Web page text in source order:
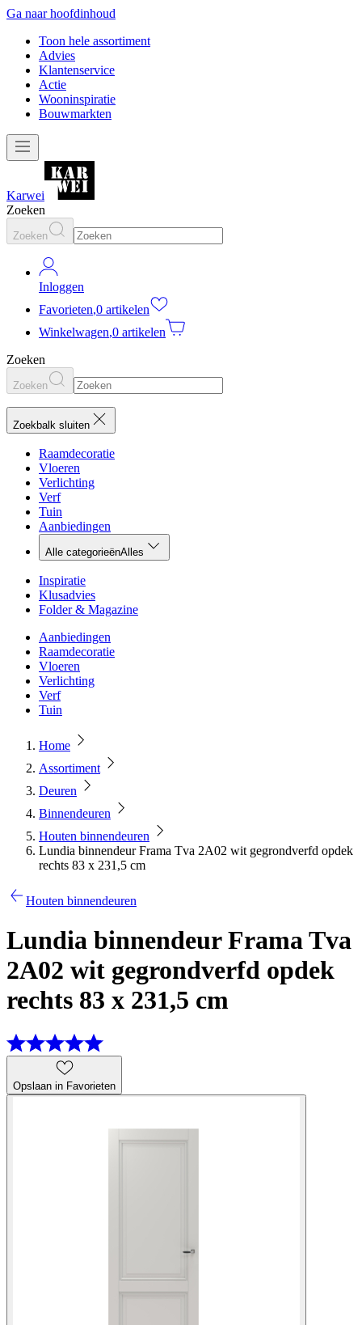
Ga naar hoofdinhoud
Toon hele assortiment
Advies
Klantenservice
Actie
Wooninspiratie
Bouwmarkten
Karwei
Zoeken
Zoeken
Inloggen
Favorieten,0 artikelen
Winkelwagen,0 artikelen
Zoeken
Zoeken
Zoekbalk sluiten
Raamdecoratie
Vloeren
Verlichting
Verf
Tuin
Aanbiedingen
Alle categorieënAlles
Inspiratie
Klusadvies
Folder & Magazine
Aanbiedingen
Raamdecoratie
Vloeren
Verlichting
Verf
Tuin
Home
Assortiment
Deuren
Binnendeuren
Houten binnendeuren
Lundia binnendeur Frama Tva 2A02 wit gegrondverfd opdek
rechts 83 x 231,5 cm
Houten binnendeuren
Lundia binnendeur Frama Tva
2A02 wit gegrondverfd opdek
rechts 83 x 231,5 cm
Opslaan in Favorieten